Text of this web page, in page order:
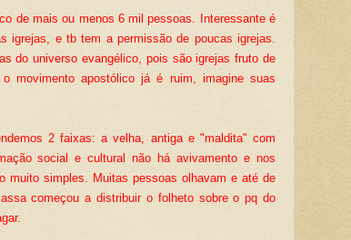
de mais ou menos 6 mil pessoas. Interessante é
igrejas, e tb tem a permissão de poucas igrejas.
do universo evangélico, pois são igrejas fruto de
movimento apostólico já é ruim, imagine suas
2 faixas: a velha, antiga e "maldita" com
social e cultural não há avivamento e nos
muito simples. Muitas pessoas olhavam e até de
começou a distribuir o folheto sobre o pq do